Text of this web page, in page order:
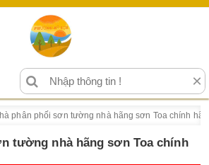
×
phân phối sơn tường nhà hãng sơn Toa chính
tường nhà hãng sơn Toa chính